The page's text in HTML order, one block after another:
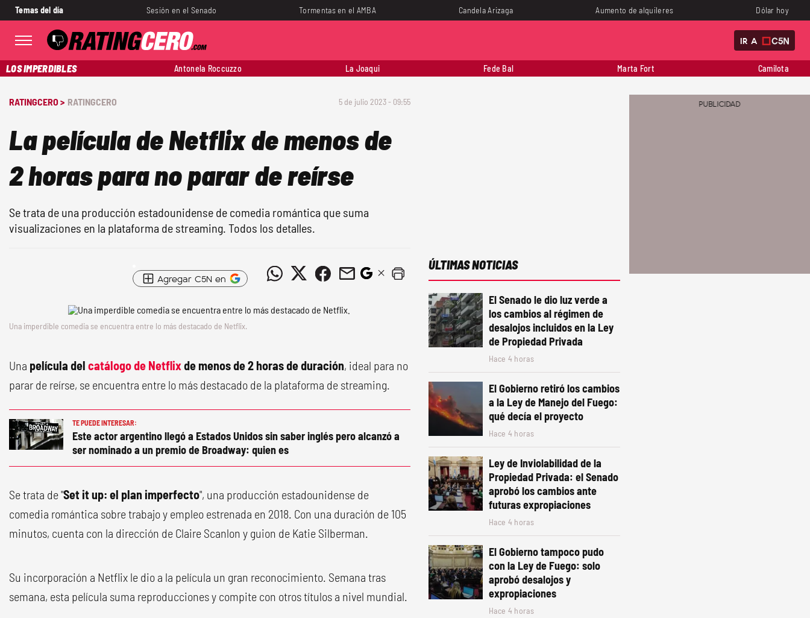
Temas del día Sesión en el Senado Tormentas en el AMBA Candela Arizaga Aumento de alquileres Dólar hoy
IR A
LOS IMPERDIBLES Antonela Roccuzzo La Joaqui Fede Bal Marta Fort Camilota
RATINGCERO > RATINGCERO 5 de julio 2023 - 09:55
La película de Netflix de menos de
2 horas para no parar de reírse
Se trata de una producción estadounidense de comedia romántica que suma
visualizaciones en la plataforma de streaming. Todos los detalles.
Agregar C5N en
Una imperdible comedia se encuentra entre lo más destacado de Netflix.
Una película del catálogo de Netflixde menos de 2 horas de duración, ideal para no
parar de reírse, se encuentra entre lo más destacado de la plataforma de streaming.
TE PUEDE INTERESAR:
Este actor argentino llegó a Estados Unidos sin saber inglés pero alcanzó a
ser nominado a un premio de Broadway: quien es
Se trata de "Set it up: el plan imperfecto", una producción estadounidense de
comedia romántica sobre trabajo y empleo estrenada en 2018. Con una duración de 105
minutos, cuenta con la dirección de Claire Scanlon y guion de Katie Silberman.
Su incorporación a Netflix le dio a la película un gran reconocimiento. Semana tras
semana, esta película suma reproducciones y compite con otros títulos a nivel mundial.
ÚLTIMAS NOTICIAS
El Senado le dio luz verde a
los cambios al régimen de
desalojos incluidos en la Ley
de Propiedad Privada
Hace 4 horas
El Gobierno retiró los cambios
a la Ley de Manejo del Fuego:
qué decía el proyecto
Hace 4 horas
Ley de Inviolabilidad de la
Propiedad Privada: el Senado
aprobó los cambios ante
futuras expropiaciones
Hace 4 horas
El Gobierno tampoco pudo
con la Ley de Fuego: solo
aprobó desalojos y
expropiaciones
Hace 4 horas